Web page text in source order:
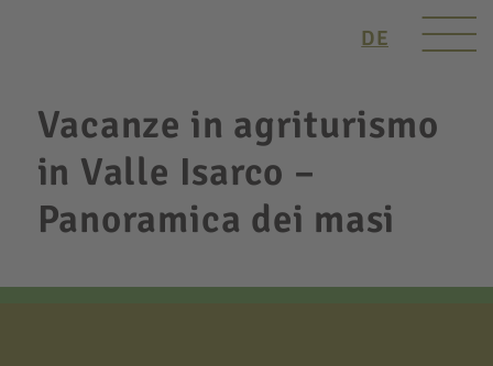
DE
Vacanze in agriturismo
in Valle Isarco –
Panoramica dei masi